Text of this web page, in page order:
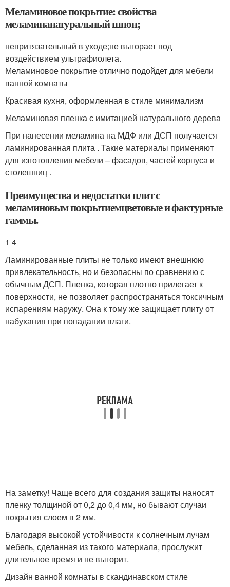
Меламиновое покрытие: свойства
меламинанатуральный шпон;
непритязательный в уходе;не выгорает под
воздействием ультрафиолета.
Меламиновое покрытие отлично подойдет для мебели
ванной комнаты
Красивая кухня, оформленная в стиле минимализм
Меламиновая пленка с имитацией натурального дерева
При нанесении меламина на МДФ или ДСП получается
ламинированная плита . Такие материалы применяют
для изготовления мебели – фасадов, частей корпуса и
столешниц .
Преимущества и недостатки плит с
меламиновым покрытиемцветовые и фактурные
гаммы.
1 4
Ламинированные плиты не только имеют внешнюю
привлекательность, но и безопасны по сравнению с
обычным ДСП. Пленка, которая плотно прилегает к
поверхности, не позволяет распространяться токсичным
испарениям наружу. Она к тому же защищает плиту от
набухания при попадании влаги.
На заметку! Чаще всего для создания защиты наносят
пленку толщиной от 0,2 до 0,4 мм, но бывают случаи
покрытия слоем в 2 мм.
Благодаря высокой устойчивости к солнечным лучам
мебель, сделанная из такого материала, прослужит
длительное время и не выгорит.
Дизайн ванной комнаты в скандинавском стиле